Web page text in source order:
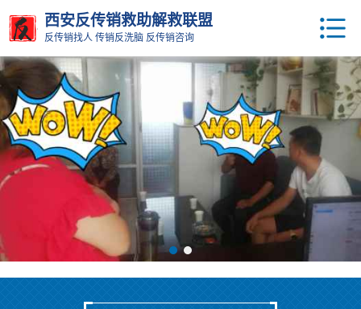
西安反传销救助解救联盟
反传销找人 传销反洗脑 反传销咨询